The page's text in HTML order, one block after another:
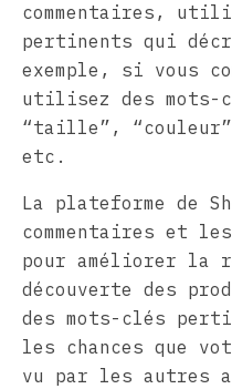
commentaires,
pertinents qui
exemple, si vous
utilisez des mots-
“taille”,
etc.
La plateforme de
commentaires et
pour améliorer la
découverte des
des mots-clés
les chances que
vu par les autres